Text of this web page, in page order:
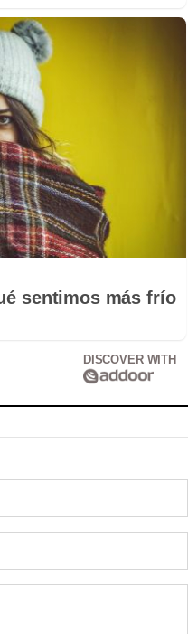
sentimos más frío
DISCOVER WITH